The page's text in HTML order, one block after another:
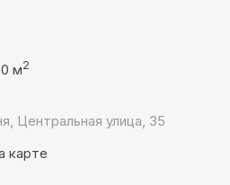
м2
Центральная улица, 35
карте